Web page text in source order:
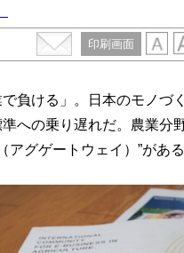
印刷画面
負ける」。日本のモノづ
への乗り遅れだ。農業分
アグゲートウェイ）”がある